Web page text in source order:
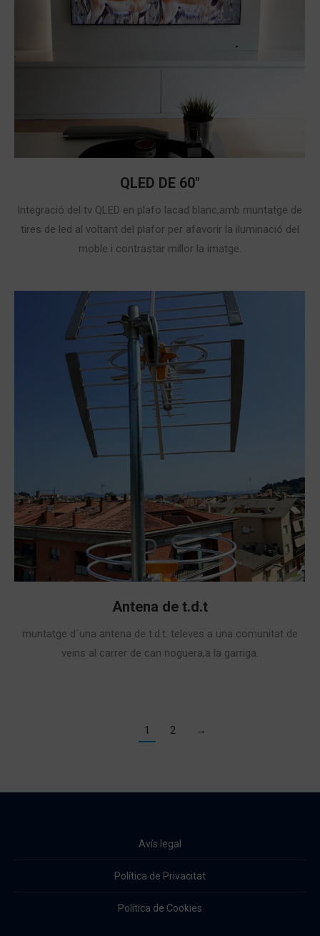
QLED DE 60″
Integració del tv QLED en plafo lacad blanc,amb muntatge de
tires de led al voltant del plafor per afavorir la iluminació del
moble i contrastar millor la imatge.
Antena de t.d.t
muntatge d´una antena de t.d.t. televes a una comunitat de
veins al carrer de can noguera,a la garriga.
1 2 →
Avís legal
Política de Privacitat
Política de Cookies